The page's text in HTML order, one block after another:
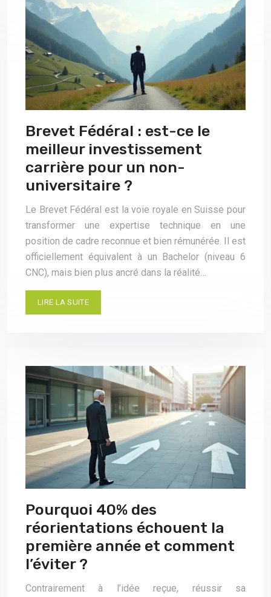
Brevet Fédéral : est-ce le
meilleur investissement
carrière pour un non-
universitaire ?
Le Brevet Fédéral est la voie royale en Suisse pour
transformer une expertise technique en une
position de cadre reconnue et bien rémunérée. Il est
officiellement équivalent à un Bachelor (niveau 6
CNC), mais bien plus ancré dans la réalité…
LIRE LA SUITE
Pourquoi 40% des
réorientations échouent la
première année et comment
l’éviter ?
Contrairement à l’idée reçue, réussir sa